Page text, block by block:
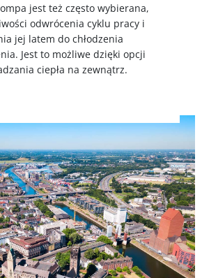
jest też często wybierana,
odwrócenia cyklu pracy i
jej latem do chłodzenia
Jest to możliwe dzięki opcji
ciepła na zewnątrz.